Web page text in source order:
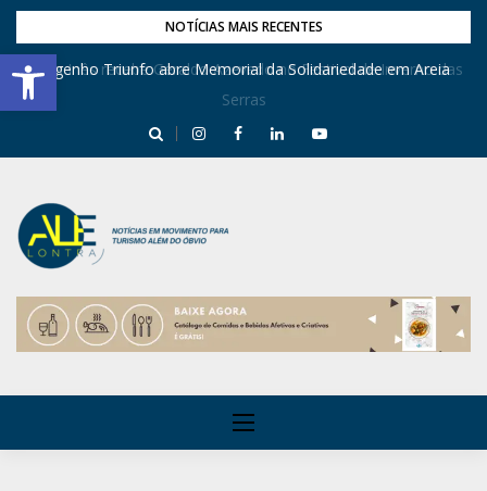
Barra de Ferramentas Aberta
NOTÍCIAS MAIS RECENTES
Dona Inês recebe Geraldo Azevedo no Festival de Inverno das
Serras
Engenho Triunfo abre Memorial da Solidariedade em Areia